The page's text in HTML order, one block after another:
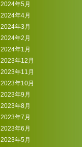
2024年5月
2024年4月
2024年3月
2024年2月
2024年1月
2023年12月
2023年11月
2023年10月
2023年9月
2023年8月
2023年7月
2023年6月
2023年5月